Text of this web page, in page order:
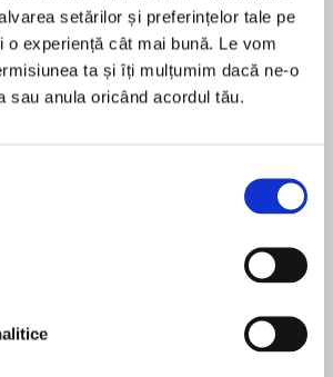
setărilor și preferințelor tale pe
o experiență cât mai bună. Le vom
ta și îți mulțumim dacă ne-o
sau anula oricând acordul tău.
cuprinde nu mai puțin de 33 de
roșii, grecești, englezești,
etc - toate interpretate în
Frumos, de N. Filimon
nu există recenzii